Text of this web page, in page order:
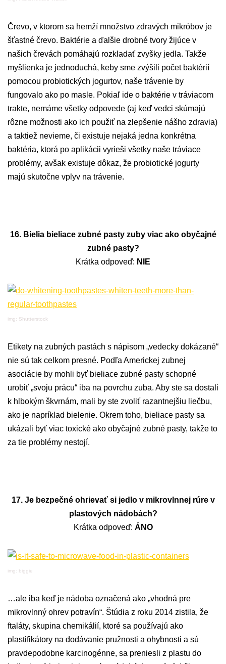
Črevo, v ktorom sa hemží množstvo zdravých mikróbov je
šťastné črevo. Baktérie a ďalšie drobné tvory žijúce v
našich črevách pomáhajú rozkladať zvyšky jedla. Takže
myšlienka je jednoduchá, keby sme zvýšili počet baktérií
pomocou probiotických jogurtov, naše trávenie by
fungovalo ako po masle. Pokiaľ ide o baktérie v tráviacom
trakte, nemáme všetky odpovede (aj keď vedci skúmajú
rôzne možnosti ako ich použiť na zlepšenie nášho zdravia)
a taktiež nevieme, či existuje nejaká jedna konkrétna
baktéria, ktorá po aplikácii vyrieši všetky naše tráviace
problémy, avšak existuje dôkaz, že probiotické jogurty
majú skutočne vplyv na trávenie.
16. Bielia bieliace zubné pasty zuby viac ako obyčajné
zubné pasty?
Krátka odpoveď: NIE
img: Shutterstock
Etikety na zubných pastách s nápisom „vedecky dokázané“
nie sú tak celkom presné. Podľa Americkej zubnej
asociácie by mohli byť bieliace zubné pasty schopné
urobiť „svoju prácu“ iba na povrchu zuba. Aby ste sa dostali
k hlbokým škvrnám, mali by ste zvoliť razantnejšiu liečbu,
ako je napríklad bielenie. Okrem toho, bieliace pasty sa
ukázali byť viac toxické ako obyčajné zubné pasty, takže to
za tie problémy nestojí.
17. Je bezpečné ohrievať si jedlo v mikrovlnnej rúre v
plastových nádobách?
Krátka odpoveď: ÁNO
img: biggie
…ale iba keď je nádoba označená ako „vhodná pre
mikrovlnný ohrev potravín“. Štúdia z roku 2014 zistila, že
ftaláty, skupina chemikálií, ktoré sa používajú ako
plastifikátory na dodávanie pružnosti a ohybnosti a sú
pravdepodobne karcinogénne, sa preniesli z plastu do